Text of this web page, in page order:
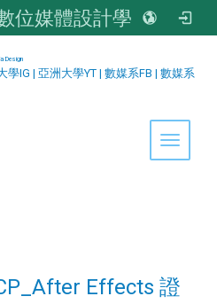
位媒體設計學系
Design
學IG | 亞洲大學YT | 數媒系FB | 數媒系
Toggle
Effects 證